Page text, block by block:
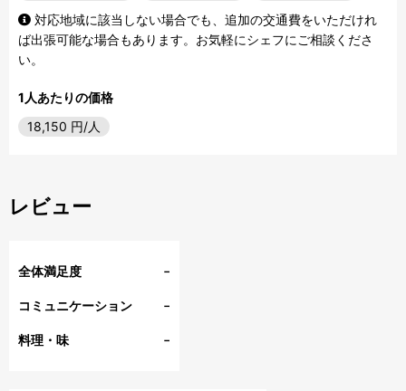
対応地域に該当しない場合でも、追加の交通費をいただけれ
ば出張可能な場合もあります。お気軽にシェフにご相談くださ
い。
1人あたりの価格
18,150 円/人
レビュー
全体満足度 -
コミュニケーション -
料理・味 -